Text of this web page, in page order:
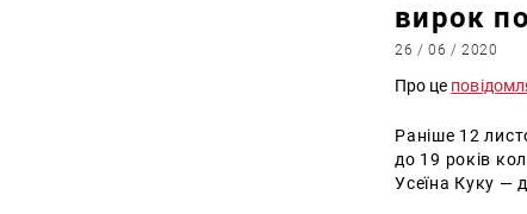
вирок
26 / 06 / 2020
Про це
Раніше 12
до 19 років
Усеїна Куку —